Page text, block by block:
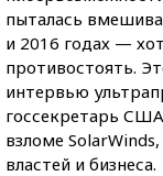
пыталась
и 2016 годах —
противостоять.
интервью
госсекретарь
взломе
властей и бизнеса.